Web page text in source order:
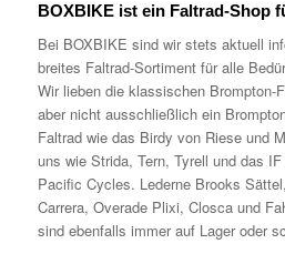
BOXBIKE ist ein Faltrad-Shop
Bei BOXBIKE sind wir stets aktuell
breites Faltrad-Sortiment für alle
Wir lieben die klassischen Brompton-
aber nicht ausschließlich ein
Faltrad wie das Birdy von Riese und
uns wie Strida, Tern, Tyrell und das
Pacific Cycles. Lederne Brooks
Carrera, Overade Plixi, Closca und
sind ebenfalls immer auf Lager oder